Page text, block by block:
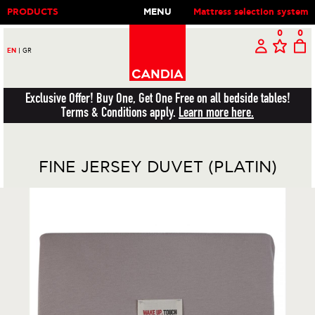
PRODUCTS MENU Mattress selection system
EN GR
0 0
Exclusive Offer! Buy One, Get One Free on all bedside tables!
Terms & Conditions apply. Learn more here.
FINE JERSEY DUVET (PLATIN)